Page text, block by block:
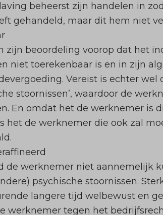
beheerst zijn handelen in
gehandeld, maar dit hem niet
zijn beoordeling voorop dat het
niet toerekenbaar is en in zijn
Vereist is echter
stoornissen’, waardoor de
En omdat het de werknemer is
het de werknemer die ook zal
de werknemer niet aannemelijk
psychische stoornissen.
langere tijd welbewust en
werknemer tegen het